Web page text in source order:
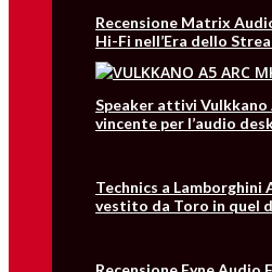
Recensione Matrix
Hi-Fi nell’Era dello
Speaker attivi Vulkkano
vincente per l’audio
Technics a Lamborghini
vestito da Toro in quel